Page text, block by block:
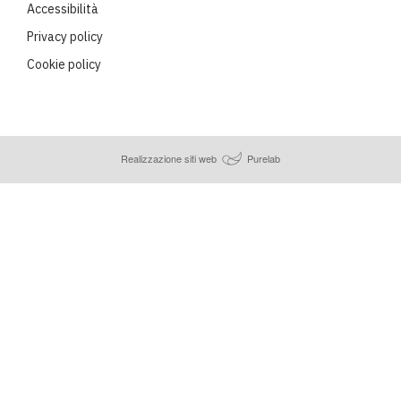
Accessibilità
Privacy policy
Cookie policy
Realizzazione siti web Purelab